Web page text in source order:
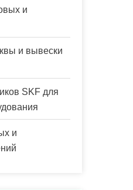
и
и вывески
SKF для
и